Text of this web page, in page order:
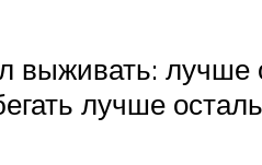
выживать: лучше
лучше